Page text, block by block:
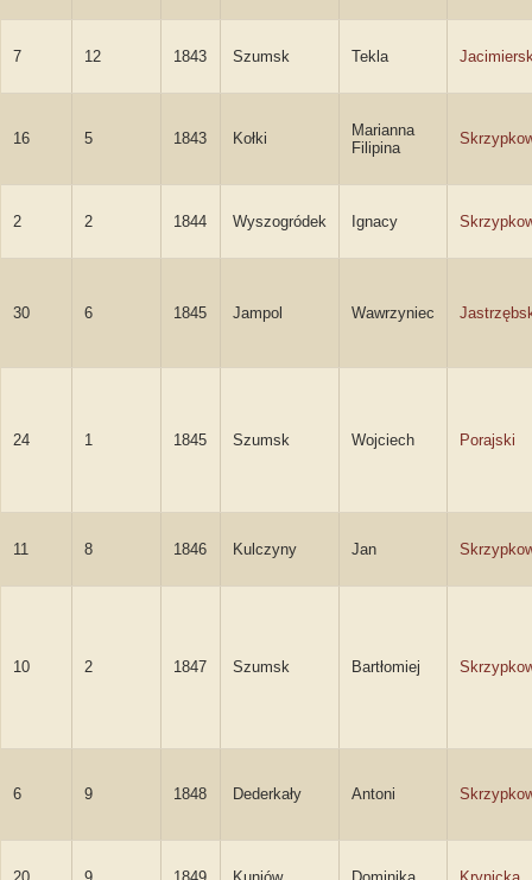
7 12 1843 Szumsk Tekla
16 5 1843 Kołki
Marianna
Filipina
2 2 1844 Wyszogródek Ignacy
30 6 1845 Jampol Wawrzyniec
24 1 1845 Szumsk Wojciech Porajski
11 8 1846 Kulczyny Jan
10 2 1847 Szumsk Bartłomiej
6 9 1848 Dederkały Antoni